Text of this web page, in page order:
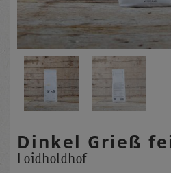
Dinkel Grieß
Loidholdhof